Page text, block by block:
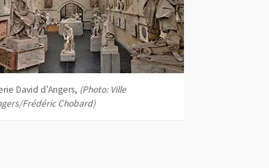
David d’Angers, (Photo: Ville
Frédéric Chobard)